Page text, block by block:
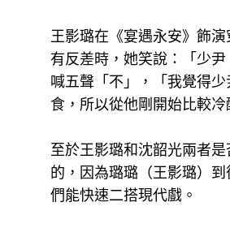
王影璐在《宴遇永安》飾
有反差時，她笑說：「少
喊五聲「不」，「我覺得
食，所以從他剛開始比較
至於王影璐和沈韶光兩者
的，因為璐璐（王影璐）
們能快速二搭現代戲。